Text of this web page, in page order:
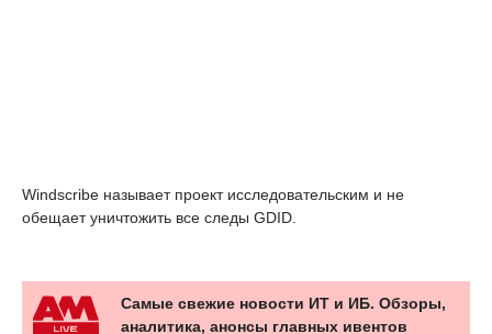
Windscribe называет проект исследовательским и не
обещает уничтожить все следы GDID.
Самые свежие новости ИТ и ИБ. Обзоры,
аналитика, анонсы главных ивентов